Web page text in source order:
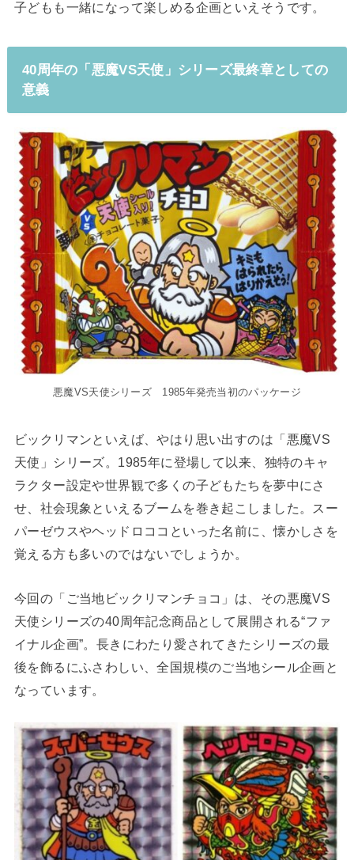
子どもも一緒になって楽しめる企画といえそうです。
40周年の「悪魔VS天使」シリーズ最終章としての
意義
悪魔VS天使シリーズ 1985年発売当初のパッケージ
ビックリマンといえば、やはり思い出すのは「悪魔VS
天使」シリーズ。1985年に登場して以来、独特のキャ
ラクター設定や世界観で多くの子どもたちを夢中にさ
せ、社会現象といえるブームを巻き起こしました。スー
パーゼウスやヘッドロココといった名前に、懐かしさを
覚える方も多いのではないでしょうか。
今回の「ご当地ビックリマンチョコ」は、その悪魔VS
天使シリーズの40周年記念商品として展開される“ファ
イナル企画”。長きにわたり愛されてきたシリーズの最
後を飾るにふさわしい、全国規模のご当地シール企画と
なっています。